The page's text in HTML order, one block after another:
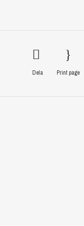
Dela Print page